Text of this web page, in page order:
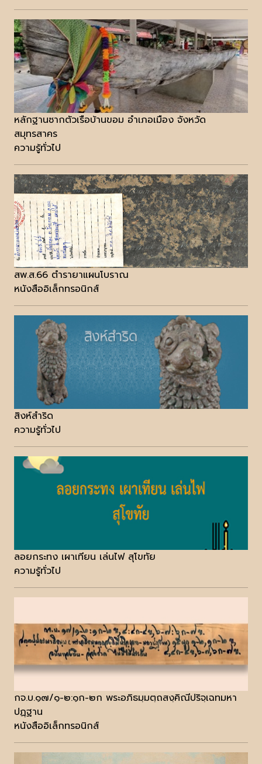
หลักฐานซากตัวเรือบ้านขอม อำเภอเมือง จังหวัด
สมุทรสาคร
ความรู้ทั่วไป
สพ.ส.66 ตำรายาแผนโบราณ
หนังสืออิเล็กทรอนิกส์
สิงห์สำริด
ความรู้ทั่วไป
ลอยกระทง เผาเทียน เล่นไฟ สุโขทัย
ความรู้ทั่วไป
กจ.บ.๑๗/๑-๒:๑ก-๒ก พระอภิธมฺมตฺถสงฺคิณีปริจฺเฉทมหา
ปฏฺฐาน
หนังสืออิเล็กทรอนิกส์